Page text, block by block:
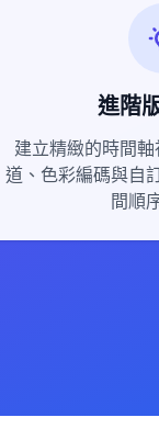
進階
建立精緻的時間
道、色彩編碼與自
間順